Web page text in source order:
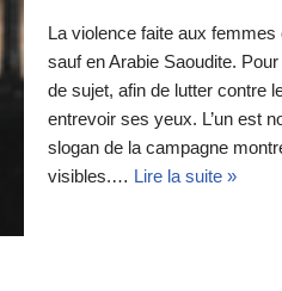
La violence faite aux
sauf en Arabie Saoudite.
de sujet, afin de lutter contre
entrevoir ses yeux. L’un est
slogan de la campagne
visibles.… Lire la suite »